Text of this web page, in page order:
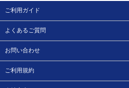
ご利用ガイド
よくあるご質問
お問い合わせ
ご利用規約